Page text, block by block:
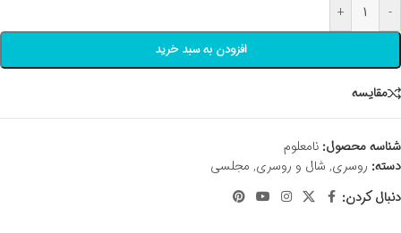
-
+
افزودن به سبد خرید
مقايسه
شناسه محصول: نامعلوم
دسته: روسری, شال و روسری, مجلسی
دنبال کردن: